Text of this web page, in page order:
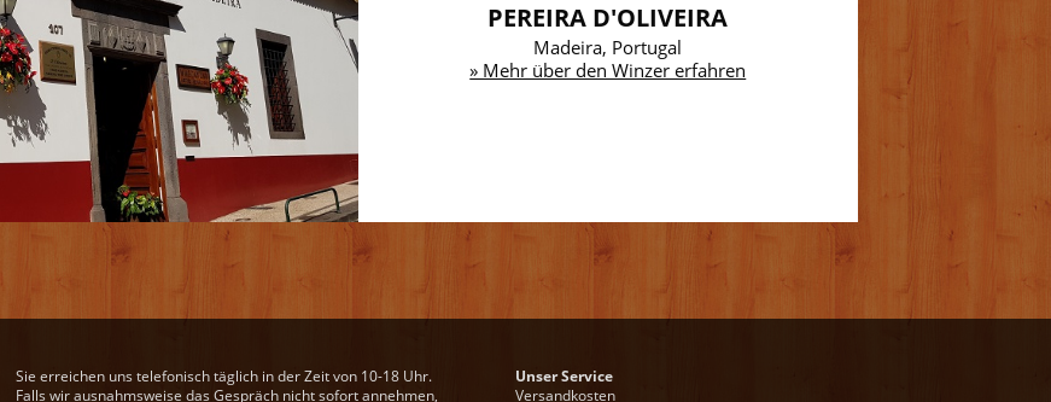
PEREIRA D'OLIVEIRA
Madeira, Portugal
» Mehr über den Winzer erfahren
Sie erreichen uns telefonisch täglich in der Zeit von 10-18 Uhr.
Falls wir ausnahmsweise das Gespräch nicht sofort annehmen,
Unser Service
Versandkosten